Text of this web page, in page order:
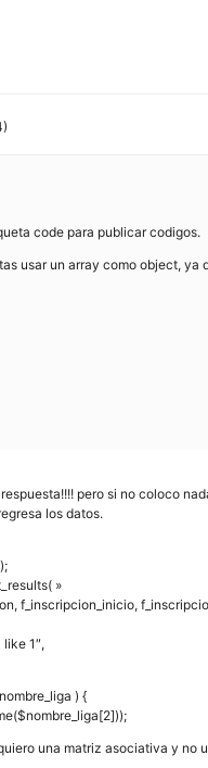
code para publicar codigos.
usar un array como object, ya
pero si no coloco
los datos.
»
f_inscripcion_inicio,
1″,
) {
una matriz asociativa y no